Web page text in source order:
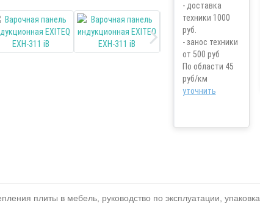
- доставка
техники 1000
руб.
- занос техники
от 500 руб
По области 45
руб/км
уточнить
плиты в мебель, руководство по эксплуатации, упаковка.